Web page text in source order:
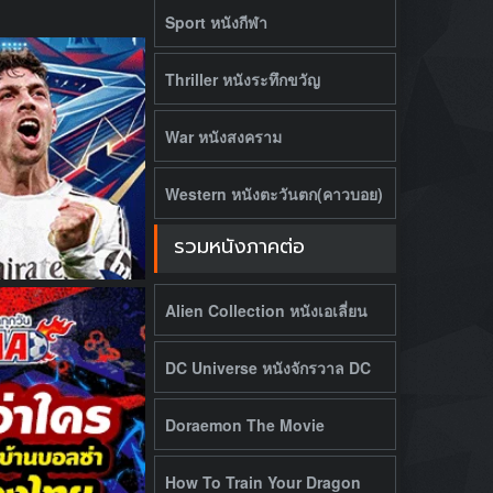
Sport หนังกีฬา
Thriller หนังระทึกขวัญ
War หนังสงคราม
Western หนังตะวันตก(คาวบอย)
รวมหนังภาคต่อ
Alien Collection หนังเอเลี่ยน
DC Universe หนังจักรวาล DC
Doraemon The Movie
How To Train Your Dragon